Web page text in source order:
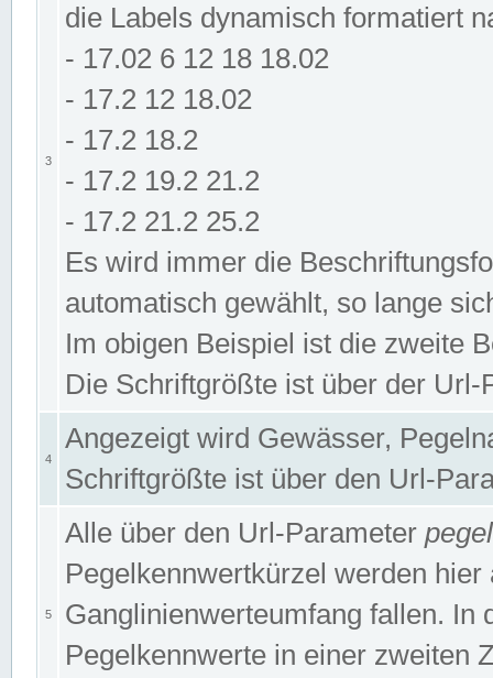
3
die Labels dynamisch formatiert
- 17.02 6 12 18 18.02
- 17.2 12 18.02
- 17.2 18.2
- 17.2 19.2 21.2
- 17.2 21.2 25.2
Es wird immer die
automatisch gewählt, so lange
Im obigen Beispiel ist die zweite
Die Schriftgrößte ist über der
4
Angezeigt wird Gewässer,
Schriftgrößte ist über den Url-
5
Alle über den Url-Parameter
Pegelkennwertkürzel werden
Ganglinienwerteumfang fallen. In
Pegelkennwerte in einer zweiten